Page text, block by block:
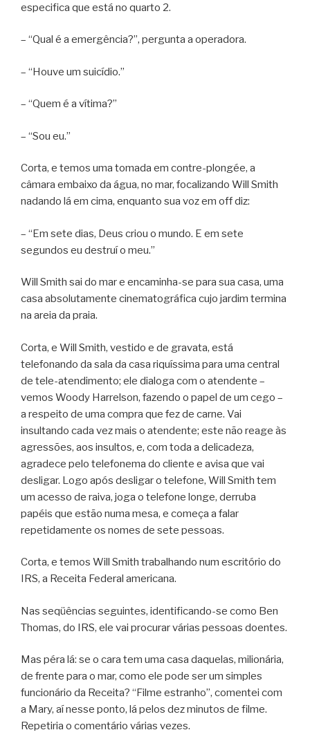
especifica que está no quarto 2.
– “Qual é a emergência?”, pergunta a operadora.
– “Houve um suicídio.”
– “Quem é a vítima?”
– “Sou eu.”
Corta, e temos uma tomada em contre-plongée, a
câmara embaixo da água, no mar, focalizando Will Smith
nadando lá em cima, enquanto sua voz em off diz:
– “Em sete dias, Deus criou o mundo. E em sete
segundos eu destruí o meu.”
Will Smith sai do mar e encaminha-se para sua casa, uma
casa absolutamente cinematográfica cujo jardim termina
na areia da praia.
Corta, e Will Smith, vestido e de gravata, está
telefonando da sala da casa riquíssima para uma central
de tele-atendimento; ele dialoga com o atendente –
vemos Woody Harrelson, fazendo o papel de um cego –
a respeito de uma compra que fez de carne. Vai
insultando cada vez mais o atendente; este não reage às
agressões, aos insultos, e, com toda a delicadeza,
agradece pelo telefonema do cliente e avisa que vai
desligar. Logo após desligar o telefone, Will Smith tem
um acesso de raiva, joga o telefone longe, derruba
papéis que estão numa mesa, e começa a falar
repetidamente os nomes de sete pessoas.
Corta, e temos Will Smith trabalhando num escritório do
IRS, a Receita Federal americana.
Nas seqüências seguintes, identificando-se como Ben
Thomas, do IRS, ele vai procurar várias pessoas doentes.
Mas péra lá: se o cara tem uma casa daquelas, milionária,
de frente para o mar, como ele pode ser um simples
funcionário da Receita? “Filme estranho”, comentei com
a Mary, aí nesse ponto, lá pelos dez minutos de filme.
Repetiria o comentário várias vezes.